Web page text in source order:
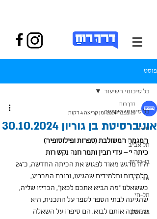
פוסט
כל סיכומי השיעור
חיפה
תל אביב
בן-גוריון
אורנים
תל-חי
בר-אילן
כל סיכומי השיעור
אוניברסיטת בן גוריון 30.10.2024
דרך רוח
29 בפבר׳ 2024
זמן קריאה 4 דקות
המגמה המשולבת (ספרות ופילוסופיה)
כיתה י' – עדי חבין ותמר חנה נקש רות
תלמידות ותלמידים שהגיעו, ורובם המכריע,
כששאלנו "מה הביא אתכם לכאן", הכריזו שליה,
שהגיעה לבתי הספר לספר על התכנית, היא
שמשכה אותם לבוא. הם סיפרו על השאלה